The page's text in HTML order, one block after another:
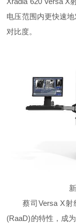
电压范围内更快速
对比度。
蔡司Versa X射
(RaaD)的特性，成